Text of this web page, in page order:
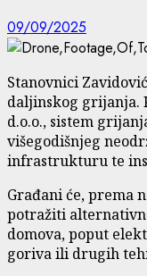
09/09/2025
Stanovnici
daljinskog grijanja.
d.o.o., sistem
višegodišnjeg
infrastrukturu te
Građani će, prema
potražiti
domova, poput
goriva ili drugih